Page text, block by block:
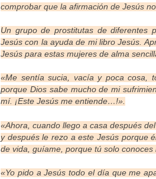
comprobar que la afirmación de Jesús
Un grupo de prostitutas de diferentes
Jesús con la ayuda de mi libroJesús.
Jesús para estas mujeres de alma
«Me sentía sucia, vacía y poca cosa,
porque Dios sabe mucho de mi
mí. ¡Este Jesús me entiende…!».
«Ahora, cuando llego a casa después
y después le rezo a este Jesús porque
de vida, guíame, porque tú solo conoces
«Yo pido a Jesús todo el día que me